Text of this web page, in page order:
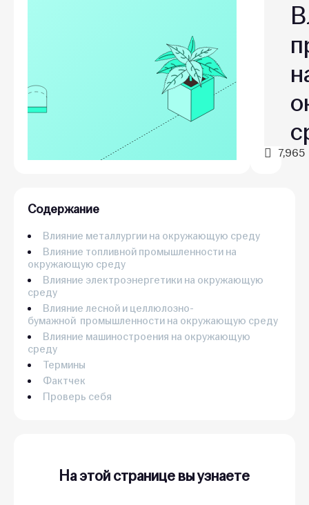
7,965
Содержание
Влияние металлургии на окружающую среду
Влияние топливной промышленности на
окружающую среду
Влияние электроэнергетики на окружающую
среду
Влияние лесной и целлюлозно-
бумажной промышленности на окружающую среду
Влияние машиностроения на окружающую
среду
Термины
Фактчек
Проверь себя
На этой странице вы узнаете